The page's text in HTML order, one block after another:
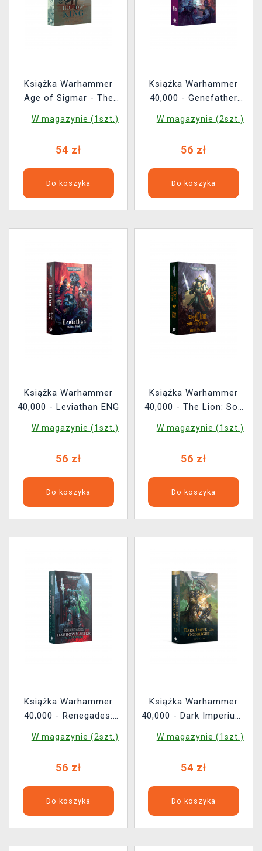
Książka Warhammer
Age of Sigmar - The
W magazynie (1szt.)
54 zł
Do koszyka
Książka Warhammer
40,000 - Genefather
W magazynie (2szt.)
56 zł
Do koszyka
Książka Warhammer
40,000 - Leviathan ENG
W magazynie (1szt.)
56 zł
Do koszyka
Książka Warhammer
40,000 - The Lion: Son
W magazynie (1szt.)
56 zł
Do koszyka
Książka Warhammer
40,000 - Renegades:
W magazynie (2szt.)
56 zł
Do koszyka
Książka Warhammer
40,000 - Dark Imperium:
W magazynie (1szt.)
54 zł
Do koszyka